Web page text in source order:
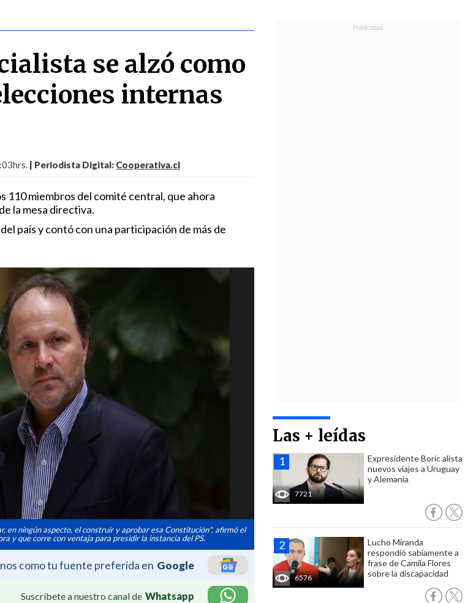
se alzó como
internas
| Periodista Digital: Cooperativa.cl
110 miembros del comité central, que ahora
la mesa directiva.
país y contó con una participación de más de
en ningún aspecto, el construir y aprobar esa Constitución", afirmó el
y que corre con ventaja para presidir la instancia del PS.
como tu fuente preferida en Google
Suscríbete a nuestro canal de Whatsapp
Las + leídas
7721
Expresidente Boric alista
nuevos viajes a Uruguay
y Alemania
6576
Lucho Miranda
respondió sabiamente a
frase de Camila Flores
sobre la discapacidad